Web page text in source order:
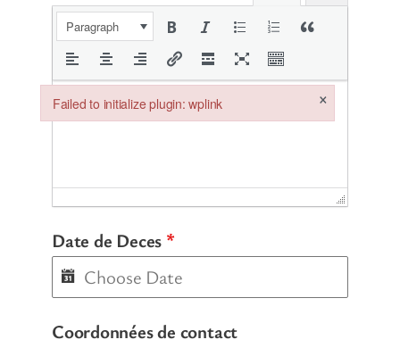
Paragraph
Date de Deces *
Coordonnées de contact
Failed to initialize plugin: wplink ×
Failed to initialize plugin: wplink